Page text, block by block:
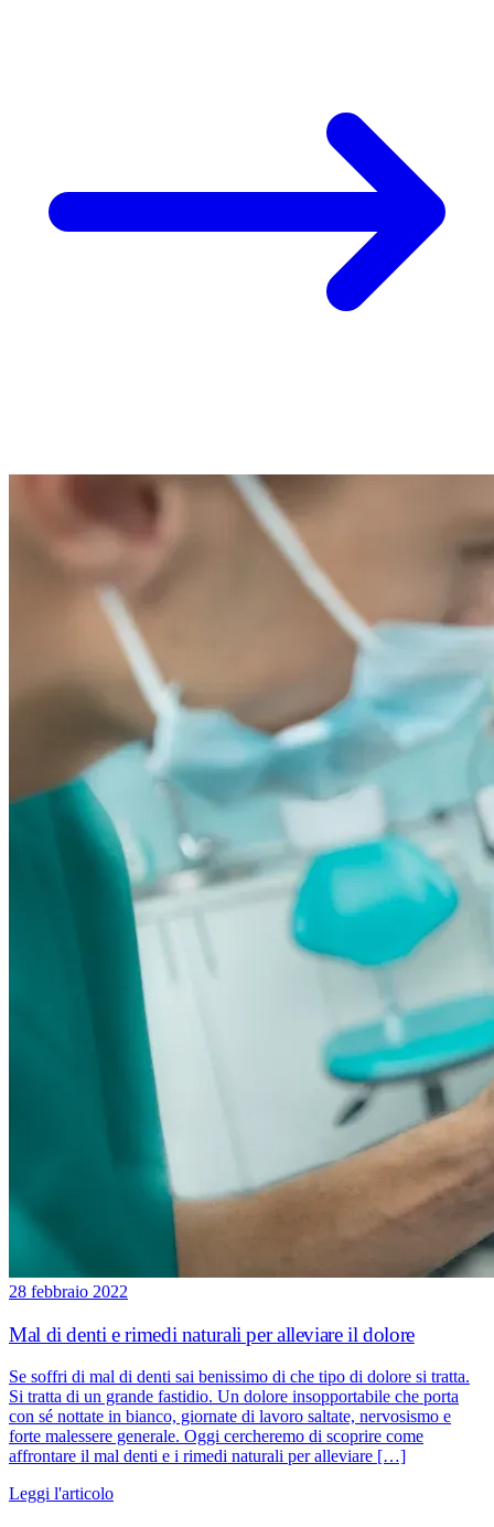
28 febbraio 2022
Mal di denti e rimedi naturali per alleviare il dolore
Se soffri di mal di denti sai benissimo di che tipo di dolore si tratta.
Si tratta di un grande fastidio. Un dolore insopportabile che porta
con sé nottate in bianco, giornate di lavoro saltate, nervosismo e
forte malessere generale. Oggi cercheremo di scoprire come
affrontare il mal denti e i rimedi naturali per alleviare […]
Leggi l'articolo